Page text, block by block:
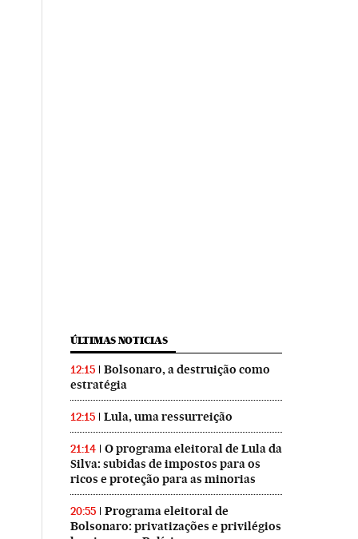
ÚLTIMAS NOTICIAS
12:15
Bolsonaro, a destruição como
estratégia
12:15 Lula, uma ressurreição
21:14
O programa eleitoral de Lula da
Silva: subidas de impostos para os
ricos e proteção para as minorias
20:55
Programa eleitoral de
Bolsonaro: privatizações e privilégios